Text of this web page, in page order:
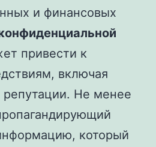
и финансовых
привести к
включая
Не менее
который